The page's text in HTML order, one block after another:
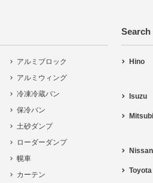
アルミブロック
アルミウィング
冷凍冷蔵バン
保冷バン
土砂ダンプ
ローダーダンプ
幌車
カーテン
Search
Hino
Isuzu
Toyota